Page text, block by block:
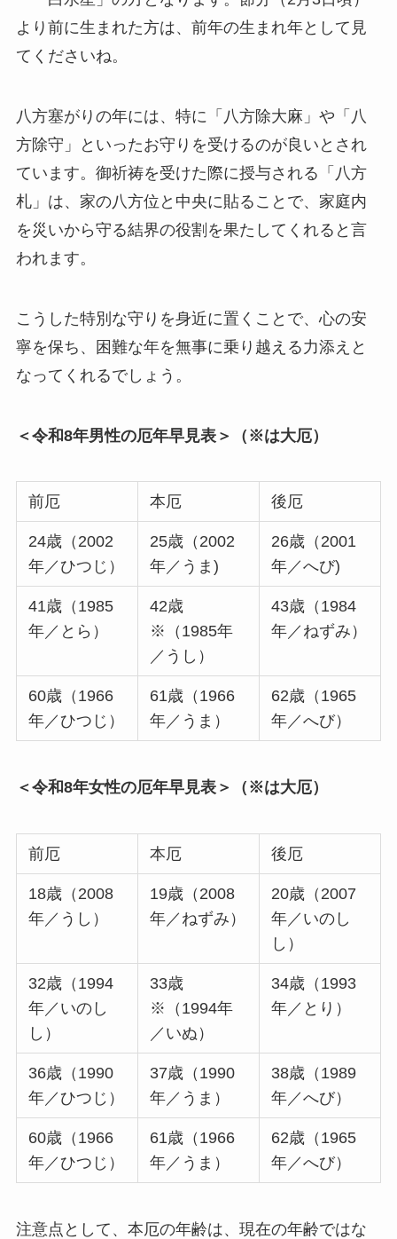
より前に生まれた方は、前年の生まれ年として見
てくださいね。
八方塞がりの年には、特に「八方除大麻」や「八
方除守」といったお守りを受けるのが良いとされ
ています。御祈祷を受けた際に授与される「八方
札」は、家の八方位と中央に貼ることで、家庭内
を災いから守る結界の役割を果たしてくれると言
われます。
こうした特別な守りを身近に置くことで、心の安
寧を保ち、困難な年を無事に乗り越える力添えと
なってくれるでしょう。
＜令和8年男性の厄年早見表＞（※は大厄）
前厄 本厄 後厄
24歳（2002
年／ひつじ）
25歳（2002
年／うま)
26歳（2001
年／へび)
41歳（1985
年／とら）
42歳
※（1985年
／うし）
43歳（1984
年／ねずみ）
60歳（1966
年／ひつじ）
61歳（1966
年／うま）
62歳（1965
年／へび）
＜令和8年女性の厄年早見表＞（※は大厄）
前厄 本厄 後厄
18歳（2008
年／うし）
19歳（2008
年／ねずみ）
20歳（2007
年／いのし
し）
32歳（1994
年／いのし
し）
33歳
※（1994年
／いぬ）
34歳（1993
年／とり）
36歳（1990
年／ひつじ）
37歳（1990
年／うま）
38歳（1989
年／へび）
60歳（1966
年／ひつじ）
61歳（1966
年／うま）
62歳（1965
年／へび）
注意点として、本厄の年齢は、現在の年齢ではな